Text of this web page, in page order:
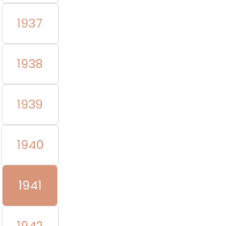
1937
1938
1939
1940
1941